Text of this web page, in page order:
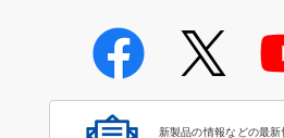
新製品の情報などの最